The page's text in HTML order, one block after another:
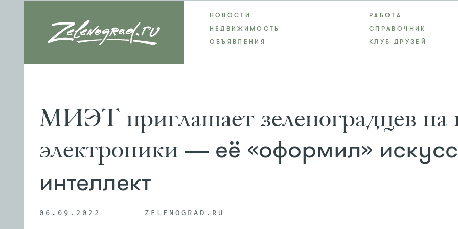
НОВОСТИ
РАБОТА
НЕДВИЖИМОСТЬ
СПРАВОЧНИК
ОБЪЯВЛЕНИЯ
КЛУБ ДРУЗЕЙ
МИЭТ приглашает зеленоградцев на
электроники — её «оформил»
интеллект
06.09.2022 ZELENOGRAD.RU